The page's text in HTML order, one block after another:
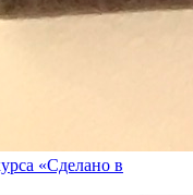
«Сделано в